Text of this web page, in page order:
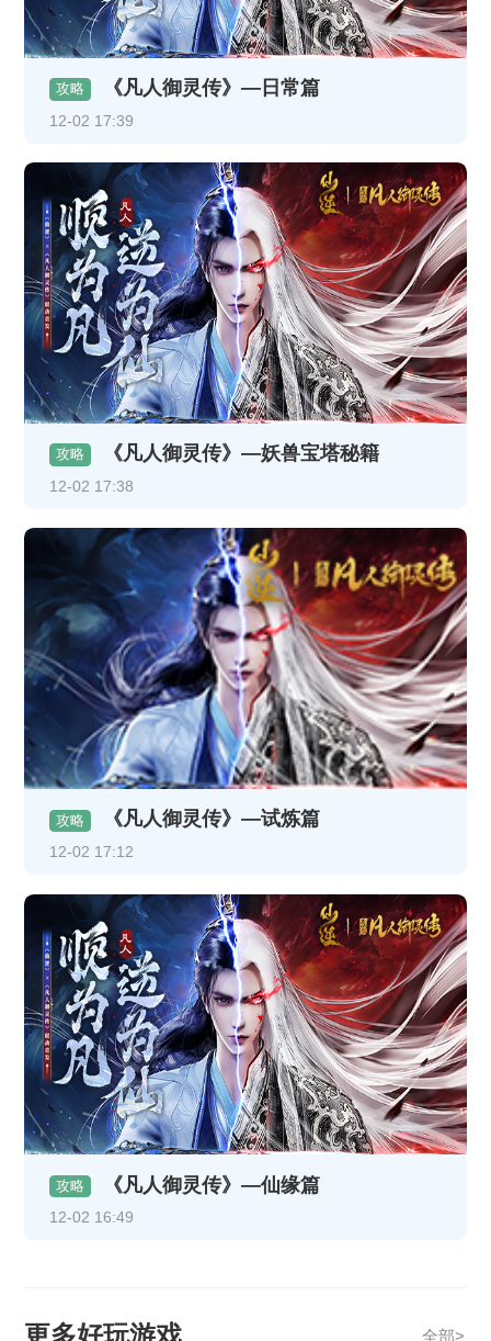
攻略 《凡人御灵传》—日常篇
12-02 17:39
攻略 《凡人御灵传》—妖兽宝塔秘籍
12-02 17:38
攻略 《凡人御灵传》—试炼篇
12-02 17:12
攻略 《凡人御灵传》—仙缘篇
12-02 16:49
全部>